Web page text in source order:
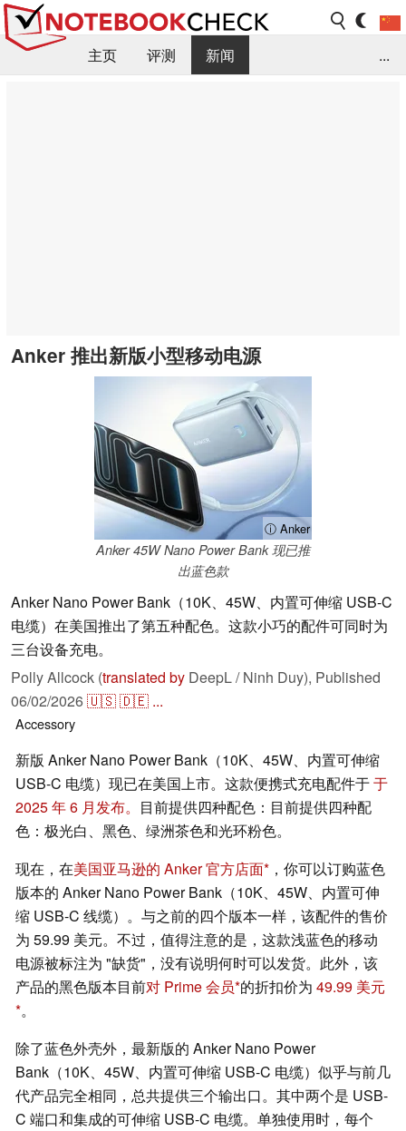
主页 评测
新闻
...
Anker 推出新版小型移动电源
ⓘ Anker
Anker 45W Nano Power Bank 现已推
出蓝色款
Anker Nano Power Bank（10K、45W、内置可伸缩 USB-C
电缆）在美国推出了第五种配色。这款小巧的配件可同时为
三台设备充电。
Polly Allcock (translated by DeepL / Ninh Duy), Published
06/02/2026🇺🇸🇩🇪 ...
Accessory
新版 Anker Nano Power Bank（10K、45W、内置可伸缩
USB-C 电缆）现已在美国上市。这款便携式充电配件于于
2025 年 6 月发布。 目前提供四种配色：目前提供四种配
色：极光白、黑色、绿洲茶色和光环粉色。
现在，在美国亚马逊的 Anker 官方店面 ，你可以订购蓝色
版本的 Anker Nano Power Bank（10K、45W、内置可伸
缩 USB-C 线缆）。与之前的四个版本一样，该配件的售价
为 59.99 美元。不过，值得注意的是，这款浅蓝色的移动
电源被标注为 "缺货"，没有说明何时可以发货。此外，该
产品的黑色版本目前对 Prime 会员 的折扣价为 49.99 美元
。
除了蓝色外壳外，最新版的 Anker Nano Power
Bank（10K、45W、内置可伸缩 USB-C 电缆）似乎与前几
代产品完全相同，总共提供三个输出口。其中两个是 USB-
C 端口和集成的可伸缩 USB-C 电缆。单独使用时，每个